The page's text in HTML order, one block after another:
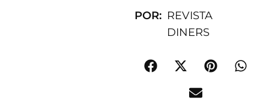
POR: REVISTA
DINERS